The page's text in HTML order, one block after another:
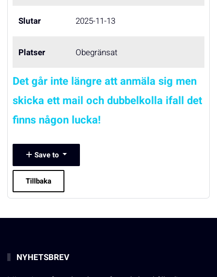
Slutar 2025-11-13
Platser Obegränsat
Det går inte längre att anmäla sig men
skicka ett mail och dubbelkolla ifall det
finns någon lucka!
Save to
Tillbaka
NYHETSBREV